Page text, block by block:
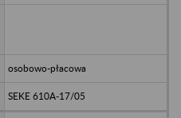
osobowo-płacowa
SEKE 610A-17/05